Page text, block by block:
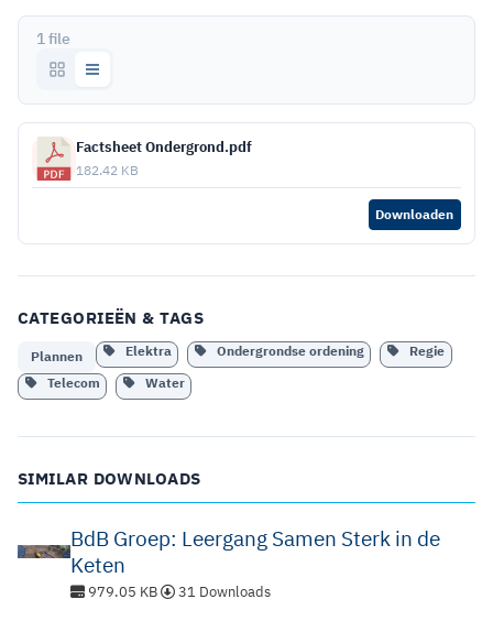
1 file
Factsheet Ondergrond.pdf
182.42 KB
Downloaden
CATEGORIEËN & TAGS
Plannen Elektra Ondergrondse ordening
Regie
Telecom
Water
SIMILAR DOWNLOADS
BdB Groep: Leergang Samen Sterk in de
Keten
979.05 KB 31 Downloads